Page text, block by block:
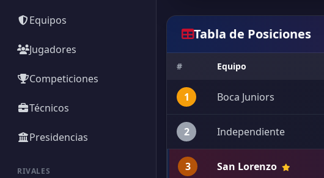
Equipos
Jugadores
Competiciones
Técnicos
Presidencias
RIVALES
Tabla de Posiciones
# Equipo
1 Boca Juniors
2 Independiente
3 San Lorenzo